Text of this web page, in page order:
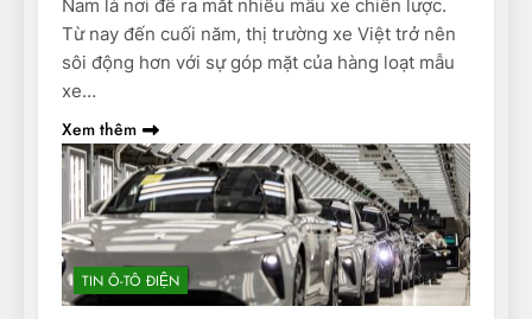
Nam là nơi để ra mắt nhiều mẫu xe chiến lược.
Từ nay đến cuối năm, thị trường xe Việt trở nên
sôi động hơn với sự góp mặt của hàng loạt mẫu
xe…
Xem thêm
TIN Ô-TÔ ĐIỆN